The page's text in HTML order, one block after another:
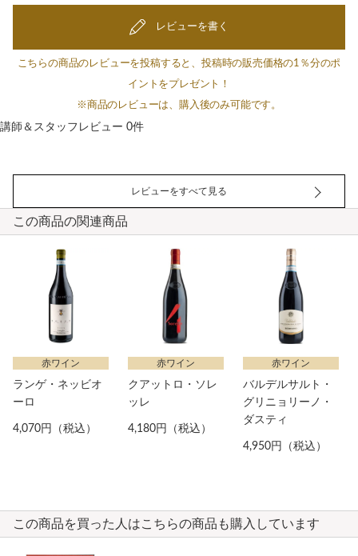
レビューを書く
こちらの商品のレビューを投稿すると、投稿時の販売価格の1％分のポ
イントをプレゼント！
※商品のレビューは、購入後のみ可能です。
講師＆スタッフレビュー 0件
レビューをすべて見る
この商品の関連商品
赤ワイン
ランゲ・ネッビオ
ーロ
4,070円（税込）
赤ワイン
クアットロ・ソレ
ッレ
4,180円（税込）
赤ワイン
バルデルサルト・
グリニョリーノ・
ダスティ
4,950円（税込）
この商品を買った人はこちらの商品も購入しています